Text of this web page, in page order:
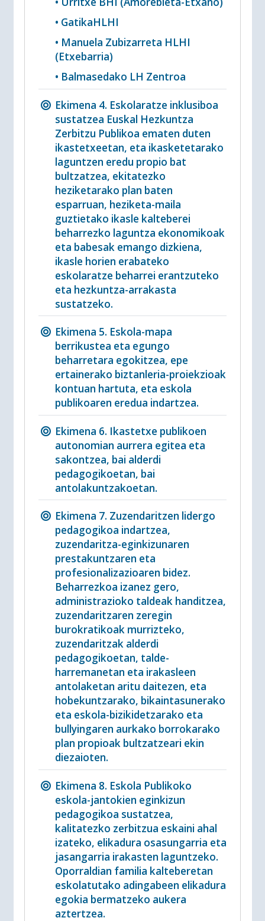
• GatikaHLHI
• Manuela Zubizarreta HLHI
(Etxebarria)
• Balmasedako LH Zentroa
Ekimena 4. Eskolaratze inklusiboa
sustatzea Euskal Hezkuntza
Zerbitzu Publikoa ematen duten
ikastetxeetan, eta ikasketetarako
laguntzen eredu propio bat
bultzatzea, ekitatezko
heziketarako plan baten
esparruan, heziketa-maila
guztietako ikasle kalteberei
beharrezko laguntza ekonomikoak
eta babesak emango dizkiena,
ikasle horien erabateko
eskolaratze beharrei erantzuteko
eta hezkuntza-arrakasta
sustatzeko.
Ekimena 5. Eskola-mapa
berrikustea eta egungo
beharretara egokitzea, epe
ertainerako biztanleria-proiekzioak
kontuan hartuta, eta eskola
publikoaren eredua indartzea.
Ekimena 6. Ikastetxe publikoen
autonomian aurrera egitea eta
sakontzea, bai alderdi
pedagogikoetan, bai
antolakuntzakoetan.
Ekimena 7. Zuzendaritzen lidergo
pedagogikoa indartzea,
zuzendaritza-eginkizunaren
prestakuntzaren eta
profesionalizazioaren bidez.
Beharrezkoa izanez gero,
administrazioko taldeak handitzea,
zuzendaritzaren zeregin
burokratikoak murrizteko,
zuzendaritzak alderdi
pedagogikoetan, talde-
harremanetan eta irakasleen
antolaketan aritu daitezen, eta
hobekuntzarako, bikaintasunerako
eta eskola-bizikidetzarako eta
bullyingaren aurkako borrokarako
plan propioak bultzatzeari ekin
diezaioten.
Ekimena 8. Eskola Publikoko
eskola-jantokien eginkizun
pedagogikoa sustatzea,
kalitatezko zerbitzua eskaini ahal
izateko, elikadura osasungarria eta
jasangarria irakasten laguntzeko.
Oporraldian familia kalteberetan
eskolatutako adingabeen elikadura
egokia bermatzeko aukera
aztertzea.